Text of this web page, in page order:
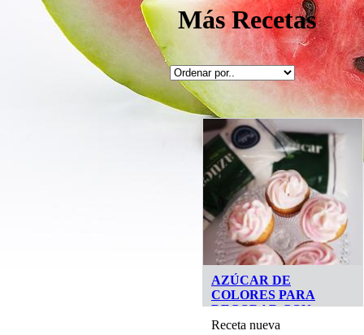
Más Recetas
AZÚCAR DE
COLORES PARA
DECORAR CON
PUBLIO
Receta nueva